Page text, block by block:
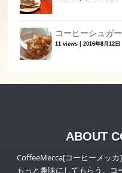
コーヒーシュガ
11 views |2016年8月12日
ABOUT
CoffeeMecca[コーヒーメッ
もっと趣味にしてもらう、